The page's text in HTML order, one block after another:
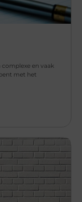
complexe en vaak
met het